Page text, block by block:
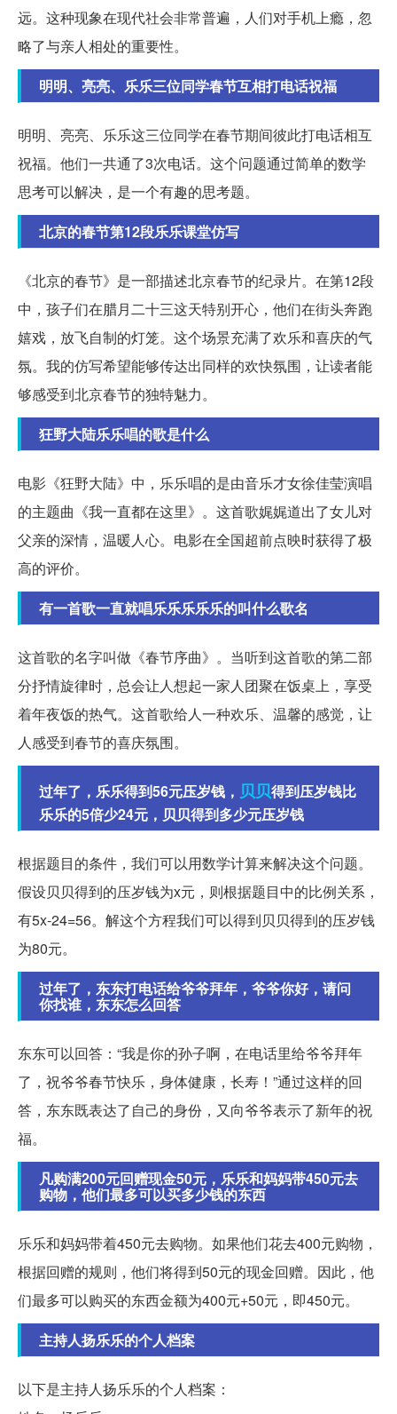
远。这种现象在现代社会非常普遍，人们对手机上瘾，忽
略了与亲人相处的重要性。
明明、亮亮、乐乐三位同学春节互相打电话祝福
明明、亮亮、乐乐这三位同学在春节期间彼此打电话相互
祝福。他们一共通了3次电话。这个问题通过简单的数学
思考可以解决，是一个有趣的思考题。
北京的春节第12段乐乐课堂仿写
《北京的春节》是一部描述北京春节的纪录片。在第12段
中，孩子们在腊月二十三这天特别开心，他们在街头奔跑
嬉戏，放飞自制的灯笼。这个场景充满了欢乐和喜庆的气
氛。我的仿写希望能够传达出同样的欢快氛围，让读者能
够感受到北京春节的独特魅力。
狂野大陆乐乐唱的歌是什么
电影《狂野大陆》中，乐乐唱的是由音乐才女徐佳莹演唱
的主题曲《我一直都在这里》。这首歌娓娓道出了女儿对
父亲的深情，温暖人心。电影在全国超前点映时获得了极
高的评价。
有一首歌一直就唱乐乐乐乐乐的叫什么歌名
这首歌的名字叫做《春节序曲》。当听到这首歌的第二部
分抒情旋律时，总会让人想起一家人团聚在饭桌上，享受
着年夜饭的热气。这首歌给人一种欢乐、温馨的感觉，让
人感受到春节的喜庆氛围。
过年了，乐乐得到56元压岁钱， 贝贝得到压岁钱比
乐乐的5倍少24元，贝贝得到多少元压岁钱
根据题目的条件，我们可以用数学计算来解决这个问题。
假设贝贝得到的压岁钱为x元，则根据题目中的比例关系，
有5x-24=56。解这个方程我们可以得到贝贝得到的压岁钱
为80元。
过年了，东东打电话给爷爷拜年，爷爷你好，请问
你找谁，东东怎么回答
东东可以回答：“我是你的孙子啊，在电话里给爷爷拜年
了，祝爷爷春节快乐，身体健康，长寿！”通过这样的回
答，东东既表达了自己的身份，又向爷爷表示了新年的祝
福。
凡购满200元回赠现金50元，乐乐和妈妈带450元去
购物，他们最多可以买多少钱的东西
乐乐和妈妈带着450元去购物。如果他们花去400元购物，
根据回赠的规则，他们将得到50元的现金回赠。因此，他
们最多可以购买的东西金额为400元+50元，即450元。
主持人扬乐乐的个人档案
以下是主持人扬乐乐的个人档案：